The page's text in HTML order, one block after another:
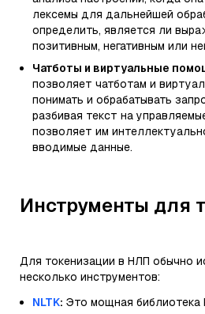
лексемы для дальнейшей
определить, является ли
позитивным, негативным или
Чатботы и виртуальные
позволяет чатботам и
понимать и обрабатывать
разбивая текст на
позволяет им
вводимые данные.
Инструменты для
Для токенизации в НЛП обычно
несколько инструментов:
NLTK: Это мощная библиотека